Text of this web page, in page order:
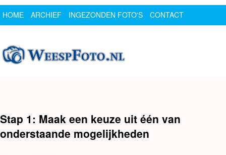
HOME ARCHIEF INGEZONDEN FOTO'S
CONTACT
Stap 1: Maak een keuze uit één van
onderstaande mogelijkheden